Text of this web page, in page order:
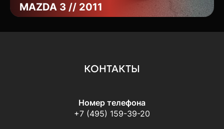
MAZDA 3 // 2011
КОНТАКТЫ
Номер телефона
+7 (495) 159-39-20